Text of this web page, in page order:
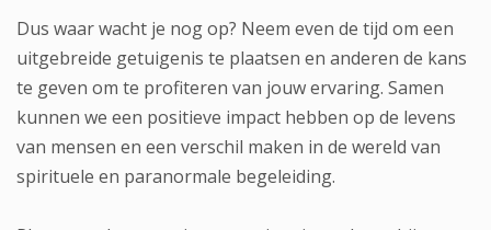
Dus waar wacht je nog op? Neem even de tijd om een
uitgebreide getuigenis te plaatsen en anderen de kans
te geven om te profiteren van jouw ervaring. Samen
kunnen we een positieve impact hebben op de levens
van mensen en een verschil maken in de wereld van
spirituele en paranormale begeleiding.